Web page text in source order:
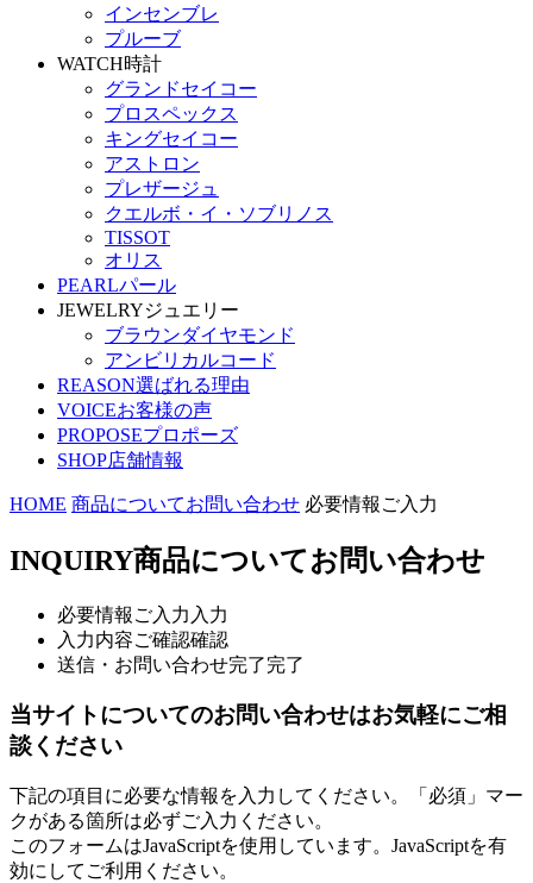
インセンブレ
プルーブ
WATCH時計
グランドセイコー
プロスペックス
キングセイコー
アストロン
プレザージュ
クエルボ・イ・ソブリノス
TISSOT
オリス
PEARLパール
JEWELRYジュエリー
ブラウンダイヤモンド
アンビリカルコード
REASON選ばれる理由
VOICEお客様の声
PROPOSEプロポーズ
SHOP店舗情報
HOME 商品についてお問い合わせ 必要情報ご入力
INQUIRY商品についてお問い合わせ
必要情報ご入力 入力
入力内容ご確認確認
送信・お問い合わせ完了完了
当サイトについてのお問い合わせはお気軽にご相
談ください
下記の項目に必要な情報を入力してください。「必須」マー
クがある箇所は必ずご入力ください。
このフォームはJavaScriptを使用しています。JavaScriptを有
効にしてご利用ください。